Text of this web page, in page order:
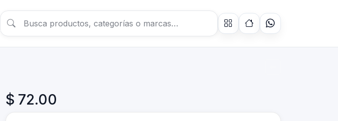
$ 72.00